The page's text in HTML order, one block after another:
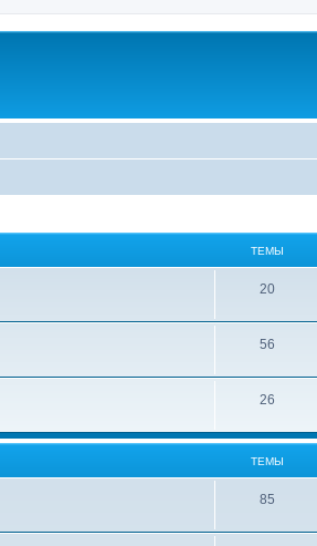
ТЕМЫ
20
56
26
ТЕМЫ
85